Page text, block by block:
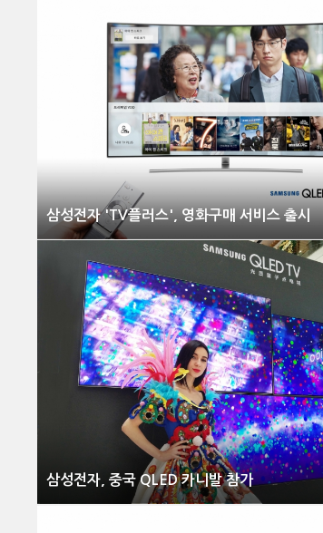
삼성전자 'TV플러스', 영화구매 서비스 출시
삼성전자, 중국 QLED 카니발 참가